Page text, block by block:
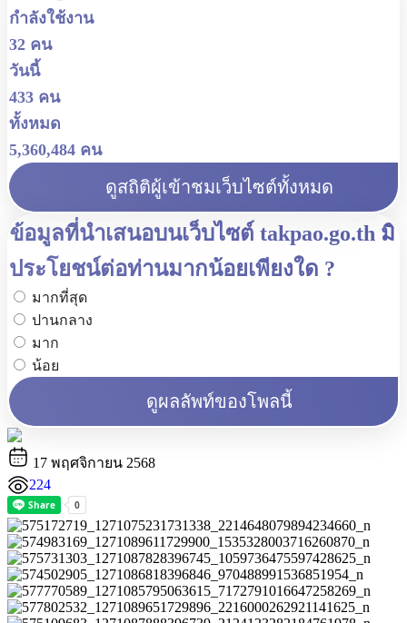
กำลังใช้งาน
32 คน
วันนี้
433 คน
ทั้งหมด
5,360,484 คน
ดูสถิติผู้เข้าชมเว็บไซต์ทั้งหมด
ข้อมูลที่นำเสนอบนเว็บไซต์ takpao.go.th มี
ประโยชน์ต่อท่านมากน้อยเพียงใด ?
มากที่สุด
ปานกลาง
มาก
น้อย
ดูผลลัพท์ของโพลนี้
17 พฤศจิกายน 2568
224